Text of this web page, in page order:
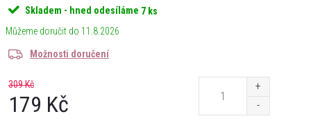
Skladem - hned odesíláme 7 ks
11.8.2026
Možnosti doručení
309 Kč
179 Kč